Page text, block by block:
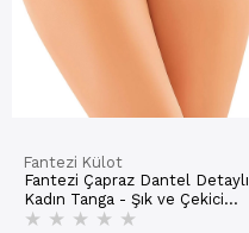
Fantezi Külot
Fantezi Çapraz Dantel Detaylı
Kadın Tanga - Şık ve Çekici
Tasarım | 9153-2
★ ★ ★ ★ ★